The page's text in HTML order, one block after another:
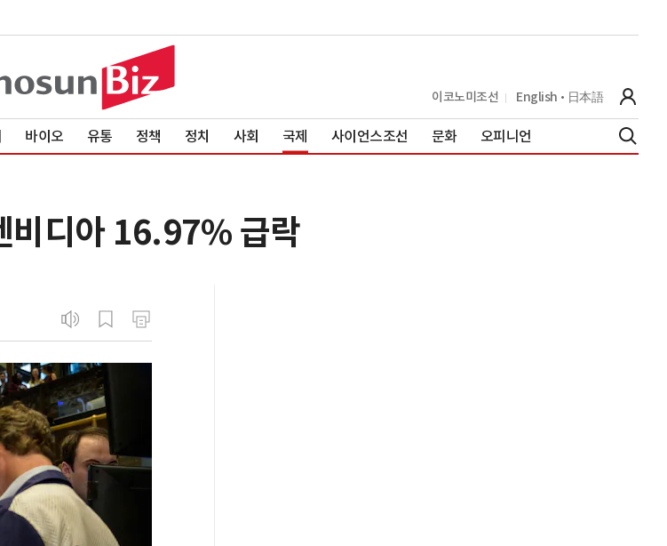
이코노미조선 English 日本語
바이오 유통 정책 정치 사회 국제 사이언스조선 문화 오피니언
디아 16.97% 급락